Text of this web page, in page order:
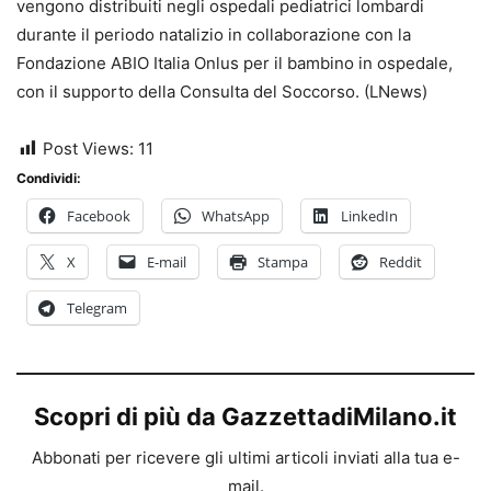
vengono distribuiti negli ospedali pediatrici lombardi
durante il periodo natalizio in collaborazione con la
Fondazione ABIO Italia Onlus per il bambino in ospedale,
con il supporto della Consulta del Soccorso. (LNews)
Post Views: 11
Condividi:
Facebook WhatsApp LinkedIn
X E-mail Stampa Reddit
Telegram
Scopri di più da GazzettadiMilano.it
Abbonati per ricevere gli ultimi articoli inviati alla tua e-
mail.